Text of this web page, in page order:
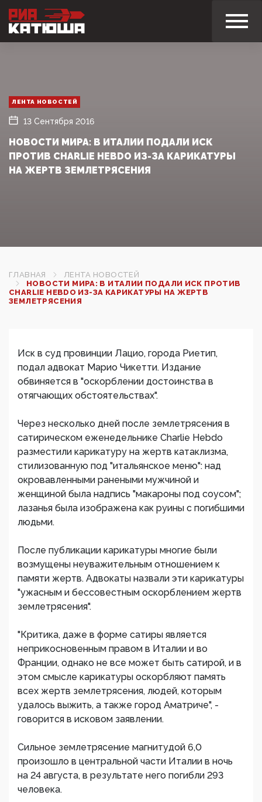
ЛЕНТА НОВОСТЕЙ
13 Сентября 2016
НОВОСТИ МИРА: В ИТАЛИИ ПОДАЛИ ИСК
ПРОТИВ CHARLIE HEBDO ИЗ-ЗА КАРИКАТУРЫ
НА ЖЕРТВ ЗЕМЛЕТРЯСЕНИЯ
ГЛАВНАЯ
ЛЕНТА НОВОСТЕЙ
НОВОСТИ МИРА: В ИТАЛИИ ПОДАЛИ ИСК ПРОТИВ
CHARLIE HEBDO ИЗ-ЗА КАРИКАТУРЫ НА ЖЕРТВ
ЗЕМЛЕТРЯСЕНИЯ
Иск в суд провинции Лацио, города Риетип,
подал адвокат Марио Чикетти. Издание
обвиняется в "оскорблении достоинства в
отягчающих обстоятельствах".
Через несколько дней после землетрясения в
сатирическом еженедельнике Charlie Hebdo
разместили карикатуру на жертв катаклизма,
стилизованную под "итальянское меню": над
окровавленными ранеными мужчиной и
женщиной была надпись "макароны под соусом";
лазанья была изображена как руины с погибшими
людьми.
После публикации карикатуры многие были
возмущены неуважительным отношением к
памяти жертв. Адвокаты назвали эти карикатуры
"ужасным и бессовестным оскорблением жертв
землетрясения".
"Критика, даже в форме сатиры является
неприкосновенным правом в Италии и во
Франции, однако не все может быть сатирой, и в
этом смысле карикатуры оскорбляют память
всех жертв землетрясения, людей, которым
удалось выжить, а также город Аматриче", -
говорится в исковом заявлении.
Сильное землетрясение магнитудой 6,0
произошло в центральной части Италии в ночь
на 24 августа, в результате него погибли 293
человека.